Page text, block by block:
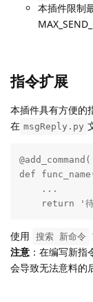
本插件限制
指令扩展
本插件具有方便的
在 msgReply.py
def
    ...
return '待
使用 搜索 新命令
注意 ：在编写新
会导致无法意料的